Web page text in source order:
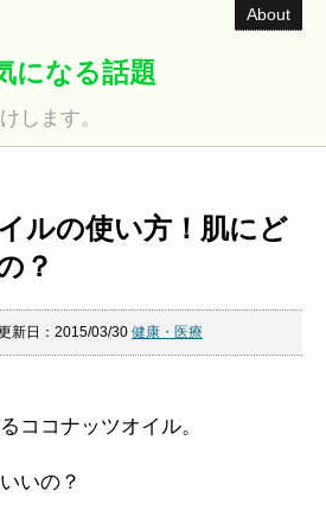
About
になる話題
します。
ルの使い方！肌にど
？
新日：2015/03/30 健康・医療
ココナッツオイル。
いの？